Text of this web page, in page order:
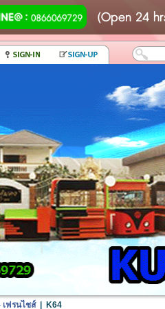
(Open 24
เฟรนไชส์| K64